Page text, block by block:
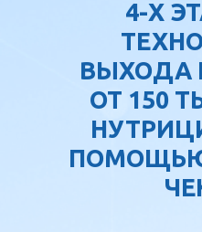
4-Х
ВЫХОДА
ОТ 150